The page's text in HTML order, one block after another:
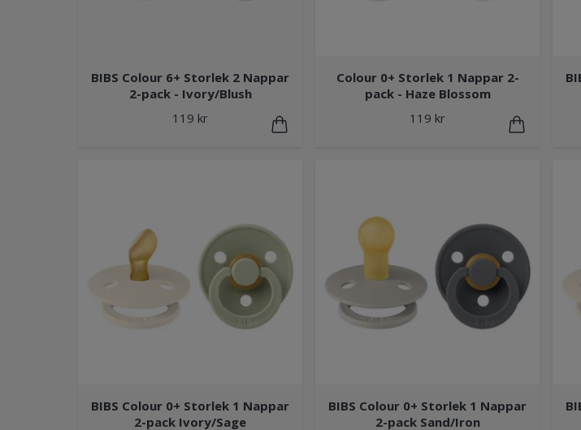
BIBS Colour 6+ Storlek 2 Nappar
2-pack - Ivory/Blush
119 kr
Colour 0+ Storlek 1 Nappar 2-
pack - Haze Blossom
119 kr
BIBS Colour 0+ Storlek 1 Nappar
2-pack Ivory/Sage
BIBS Colour 0+ Storlek 1 Nappar
2-pack Sand/Iron